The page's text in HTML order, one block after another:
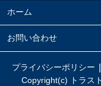
ホーム
お問い合わせ
プライバシーポリシー
Copyright(c) トラ